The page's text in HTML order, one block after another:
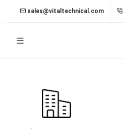
sales@vitaltechnical.com